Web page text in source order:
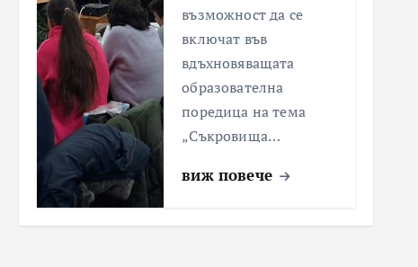
възможност да се
включат във
вдъхновяващата
образователна
поредица на тема
„Съкровища…
виж повече